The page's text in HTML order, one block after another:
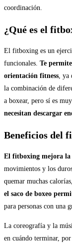
coordinación.
¿Qué es el
El fitboxing es un
funcionales. Te
orientación fitness, ya
la combinación de
a boxear, pero sí es
necesitan descargar
Beneficios del
El fitboxing mejora la
movimientos y los
quemar muchas
el saco de boxeo
para personas con una
La coreografía y la
en cuándo terminar,